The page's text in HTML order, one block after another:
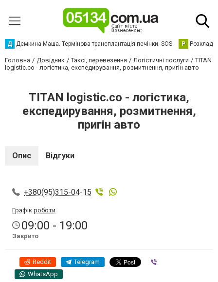
Д Демкина Маша. Термінова трансплантація печінки. SOS Р Розклад
Головна Довідник Таксі, перевезення Логістичні послуги
TITAN
logistic.co - логістика, експедирування, розмитнення, пригін авто
TITAN logistic.co - логістика,
експедирування, розмитнення,
пригін авто
Опис Відгуки
+380(95)315-04-15
Графік роботи
09:00 - 19:00
Закрито
Reddit Telegram
WhatsApp